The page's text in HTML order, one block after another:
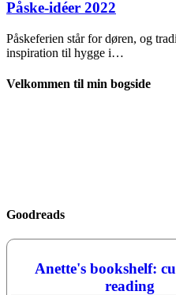
Påske-idéer 2022
Påskeferien står for døren, og
inspiration til hygge i…
Velkommen til min bogside
Goodreads
Anette's bookshelf:
reading